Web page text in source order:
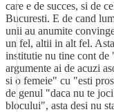
care e de succes, si de
Bucuresti. E de cand
unii au anumite
un fel, altii in alt fel.
institutie nu tine cont de
argumente ai de acuzi
si o femeie" cu "esti
de genul "daca nu te
blocului", asta desi nu